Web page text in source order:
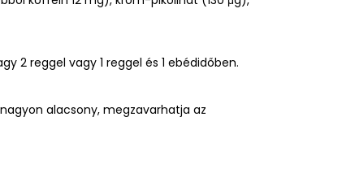
2 reggel vagy 1 reggel és 1 ebédidőben.
alacsony, megzavarhatja az